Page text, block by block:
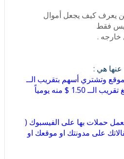
يعرف كيف يجعل أموال
فقط
خارجه .
عنها هي :
وتشتري أسهم بتقريب الــ
100$ بحيث يعود لك مبلغ تقريب الــ 1.50 $ منه يومياً
بعمل حملات بها على الفيسبوك (
على مدونتك او موقعك او